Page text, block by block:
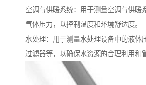
空调与供暖系统：用于测量空调与供暖
气体压力，以控制温度和环境舒适度。
水处理：用于测量水处理设备中的液体
过滤器等，以确保水资源的合理利用和